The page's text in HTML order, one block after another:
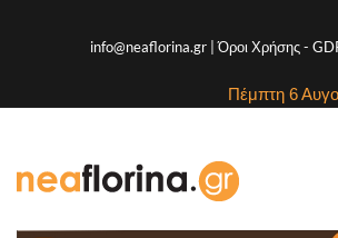
info@neaflorina.gr |Όροι Χρήσης-
Πέμπτη 6